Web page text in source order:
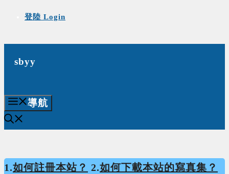
登陸 Login
sbyy
導航
1.如何註冊本站？ 2.如何下載本站的寫真集？